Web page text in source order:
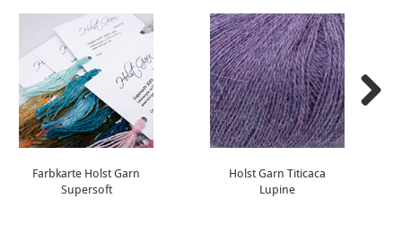
Farbkarte Holst Garn
Supersoft
Holst Garn Titicaca
Lupine